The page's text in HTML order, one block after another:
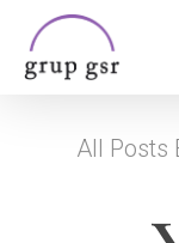
main
All Posts